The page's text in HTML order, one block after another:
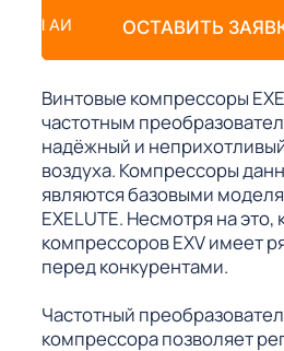
ОСТАВИТЬ
Винтовые компрессоры
частотным
надёжный и
воздуха. Компрессоры
являются базовыми
EXELUTE. Несмотря на это,
компрессоров EXV имеет
перед конкурентами.
Частотный
компрессора позволяет
АИ